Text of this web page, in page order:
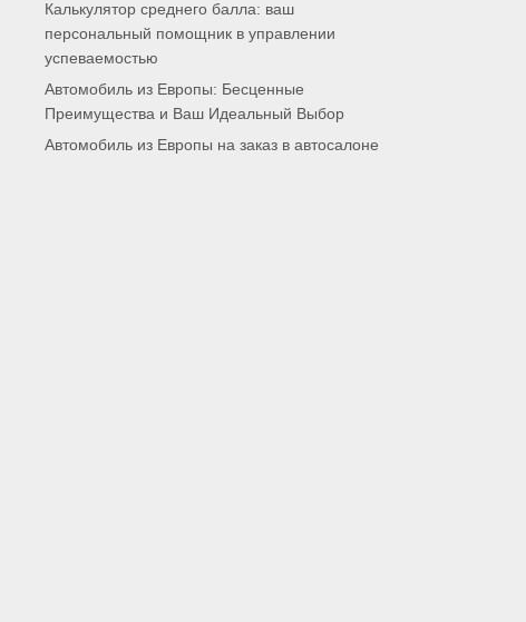
Калькулятор среднего балла: ваш
персональный помощник в управлении
успеваемостью
Автомобиль из Европы: Бесценные
Преимущества и Ваш Идеальный Выбор
Автомобиль из Европы на заказ в автосалоне